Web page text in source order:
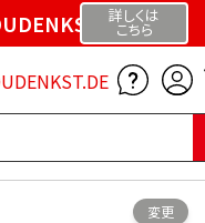
詳しくは
こちら
変更